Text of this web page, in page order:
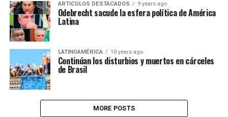
ARTICULOS DESTACADOS 9 years ago
Odebrecht sacude la esfera política de América
Latina
LATINOAMÉRICA 10 years ago
Continúan los disturbios y muertos en cárceles
de Brasil
MORE POSTS